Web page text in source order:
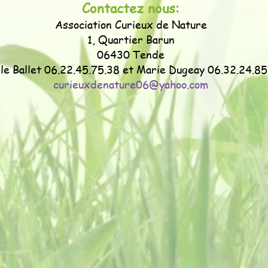
Contactez nous:
Association Curieux de Nature
1, Quartier Barun
06430 Tende
Ballet 06.22.45.75.38 et Marie Dugeay
curieuxdenature06@yahoo.com